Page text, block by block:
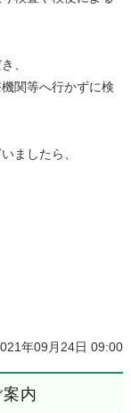
、
関等へ行かずに検
ましたら、
年09月24日 09:00
内